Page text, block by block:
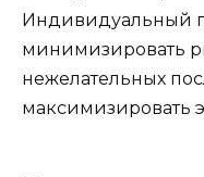
Индивидуальный
минимизировать
нежелательных
максимизировать